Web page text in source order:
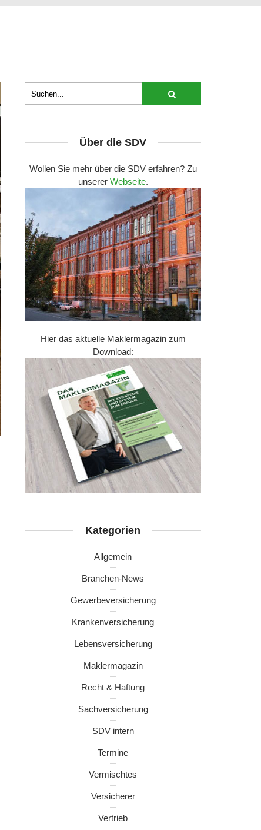
Über die SDV
Wollen Sie mehr über die SDV erfahren? Zu
unserer Webseite.
Hier das aktuelle Maklermagazin zum
Download:
Kategorien
Allgemein
Branchen-News
Gewerbeversicherung
Krankenversicherung
Lebensversicherung
Maklermagazin
Recht & Haftung
Sachversicherung
SDV intern
Termine
Vermischtes
Versicherer
Vertrieb